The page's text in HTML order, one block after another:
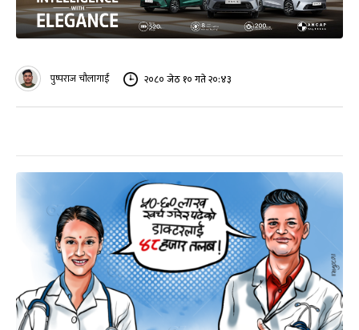
पुष्पराज चौलागाईं २०८० जेठ १० गते २०:४३